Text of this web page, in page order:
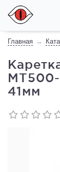
Главная
41мм